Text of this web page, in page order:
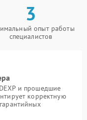
3
опыт работы
специалистов
и прошедшие
корректную